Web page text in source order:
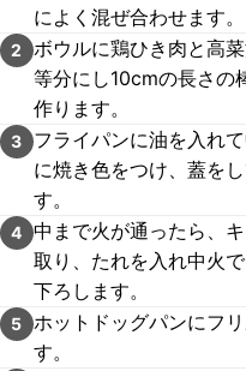
によく混ぜ合わせます。
2
ボウルに鶏ひき肉と高
等分にし10cmの長さの
作ります。
3
フライパンに油を入れ
に焼き色をつけ、蓋を
す。
4 中まで火が通ったら、
取り、たれを入れ中火
下ろします。
5 ホットドッグパンにフ
す。